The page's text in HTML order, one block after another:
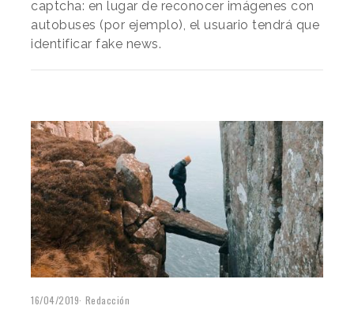
captcha: en lugar de reconocer imágenes con
autobuses (por ejemplo), el usuario tendrá que
identificar fake news.
16/04/2019 Redacción